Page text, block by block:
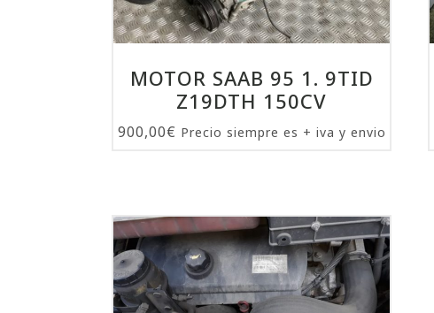
MOTOR SAAB 95 1. 9TID
Z19DTH 150CV
900,00€ Precio siempre es + iva y envio